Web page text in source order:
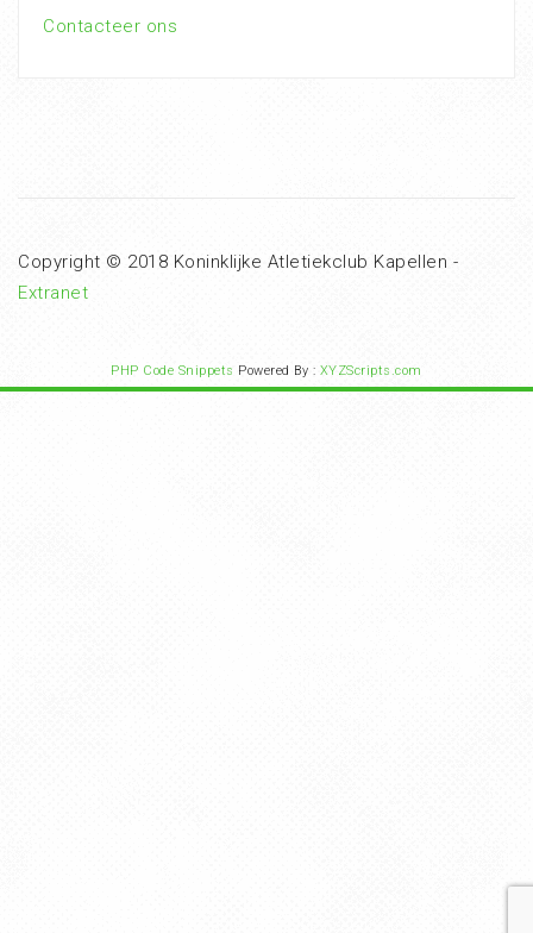
Contacteer ons
Copyright © 2018 Koninklijke Atletiekclub Kapellen -
Extranet
PHP Code Snippets Powered By : XYZScripts.com